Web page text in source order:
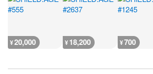
¥20,000 ¥18,200 ¥700